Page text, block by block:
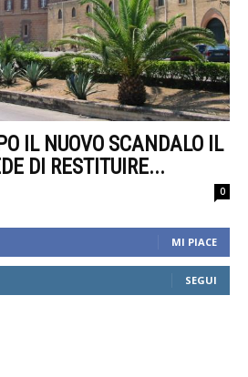
IL NUOVO SCANDALO IL
DI RESTITUIRE...
0
MI PIACE
SEGUI